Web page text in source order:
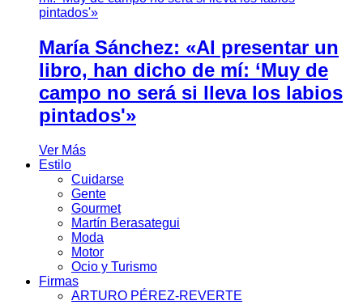
María Sánchez: «Al presentar un
libro, han dicho de mí: ‘Muy de
campo no será si lleva los labios
pintados'»
Ver Más
Estilo
Cuidarse
Gente
Gourmet
Martín Berasategui
Moda
Motor
Ocio y Turismo
Firmas
ARTURO PÉREZ-REVERTE